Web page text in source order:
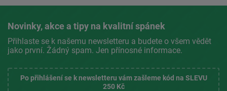
Novinky, akce a tipy na kvalitní spánek
Přihlaste se k našemu newsletteru a budete o všem vědět
jako první. Žádný spam. Jen přínosné informace.
Po přihlášení se k newsletteru vám zašleme kód na SLEVU
250 Kč